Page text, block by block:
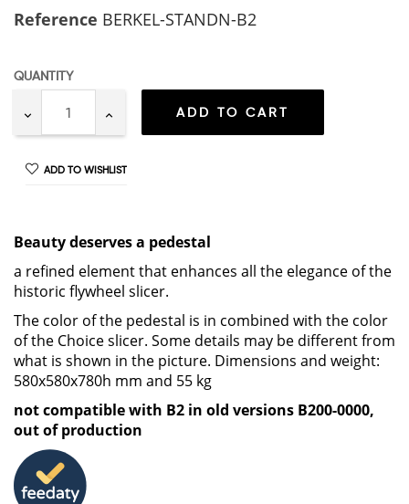
Reference BERKEL-STANDN-B2
QUANTITY
ADD TO CART
ADD TO WISHLIST
Beauty deserves a pedestal
a refined element that enhances all the elegance of the
historic flywheel slicer.
The color of the pedestal is in combined with the color
of the Choice slicer. Some details may be different from
what is shown in the picture. Dimensions and weight:
580x580x780h mm and 55 kg
not compatible with B2 in old versions B200-0000,
out of production